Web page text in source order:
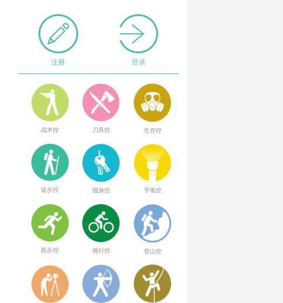
注册 登录
战术控 刀具控 生存控
徒步控 随身控 手电控
跑步控 骑行控 登山控